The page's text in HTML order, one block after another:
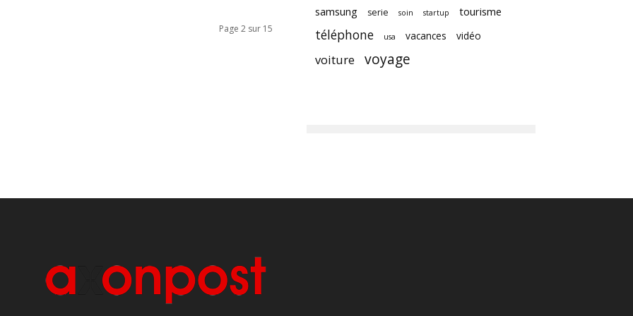
Page 2 sur 15
samsung serie soin startup tourisme
téléphone usa vacances vidéo
voiture voyage